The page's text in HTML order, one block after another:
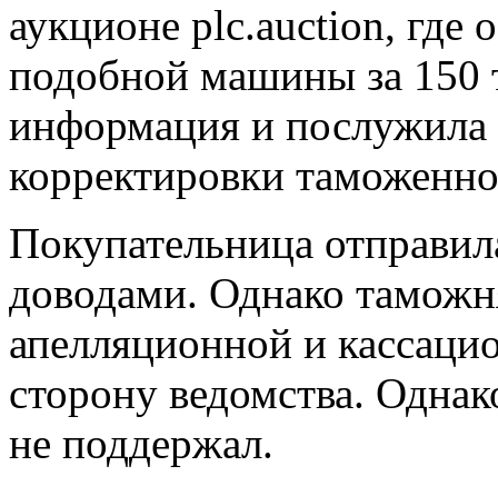
аукционе plc.auction, где
подобной машины за 150
информация и послужила
корректировки
Покупательница
доводами. Однако
апелляционной и
сторону ведомства.
не поддержал.